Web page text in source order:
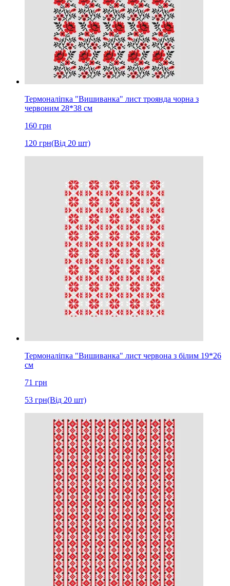
Термоналіпка "Вишиванка" лист троянда чорна з
червоним 28*38 см
160 грн
120 грн(Від 20 шт)
Термоналіпка "Вишиванка" лист червона з білим 19*26
см
71 грн
53 грн(Від 20 шт)